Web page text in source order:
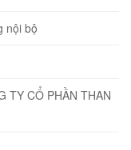
nội bộ
TY CỔ PHẦN THAN